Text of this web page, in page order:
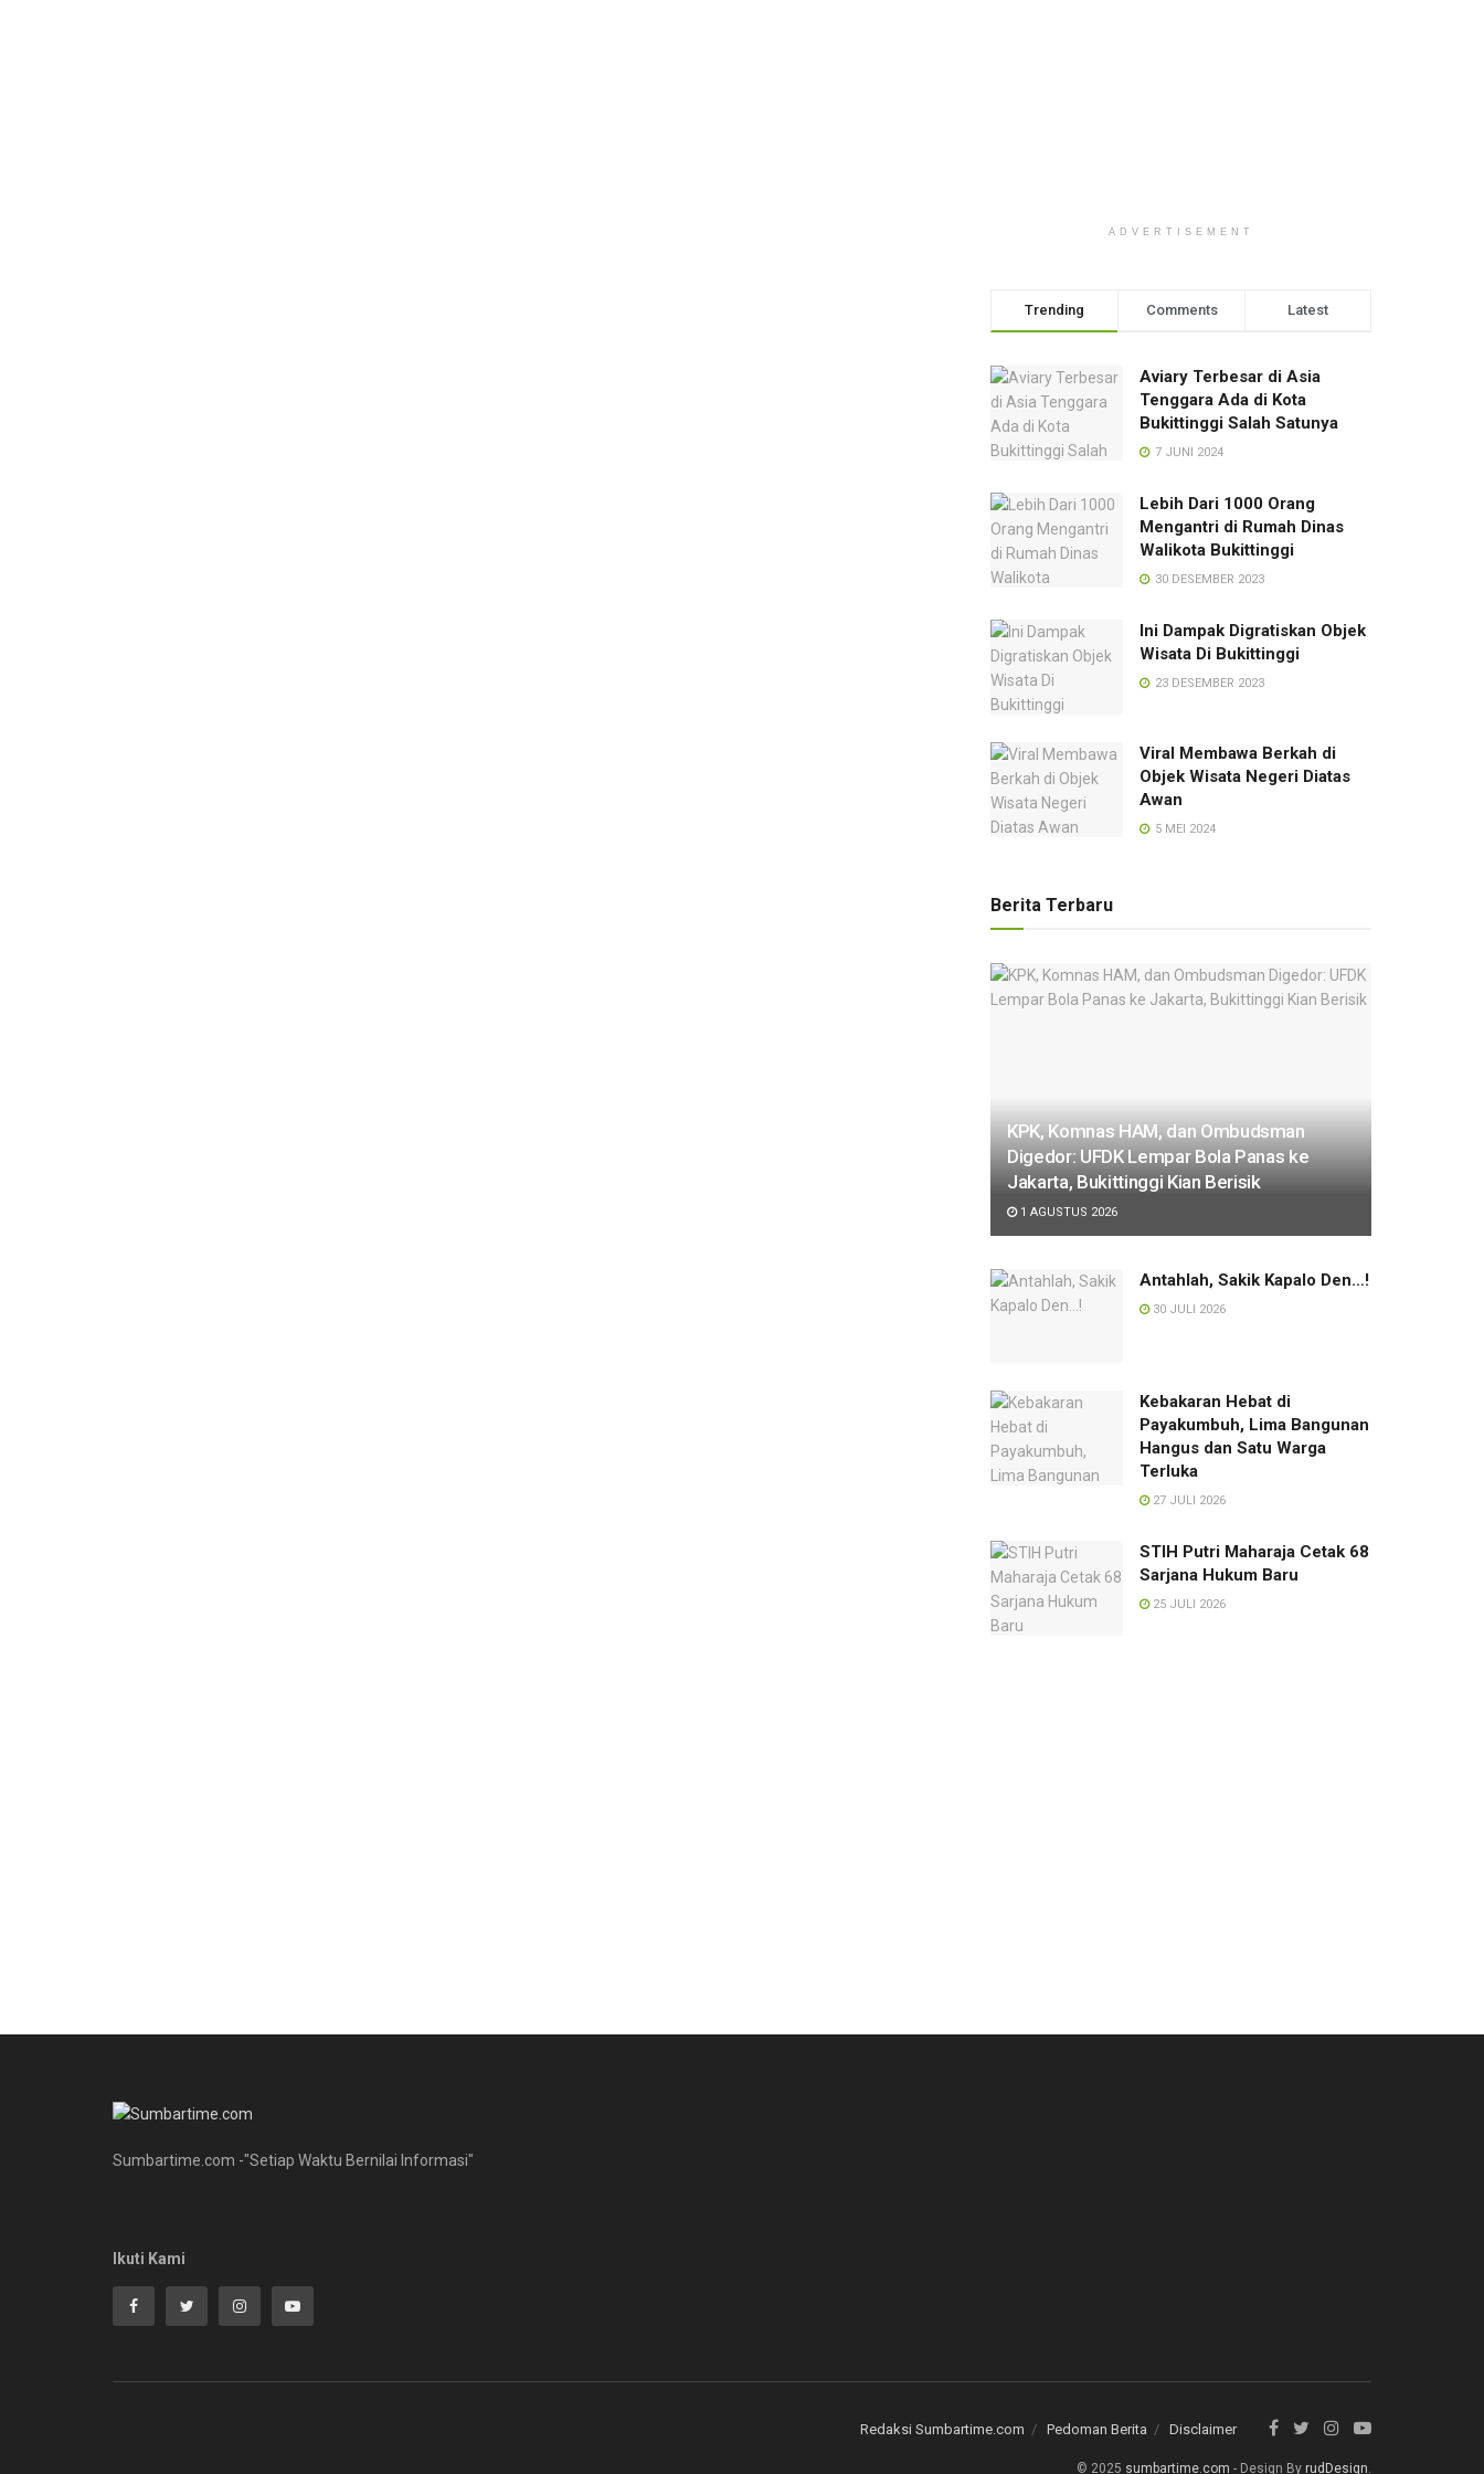
ADVERTISEMENT
Trending Comments Latest
Aviary Terbesar di Asia
Tenggara Ada di Kota
Bukittinggi Salah Satunya
7 JUNI 2024
Lebih Dari 1000 Orang
Mengantri di Rumah Dinas
Walikota Bukittinggi
30 DESEMBER 2023
Ini Dampak Digratiskan Objek
Wisata Di Bukittinggi
23 DESEMBER 2023
Viral Membawa Berkah di
Objek Wisata Negeri Diatas
Awan
5 MEI 2024
Berita Terbaru
KPK, Komnas HAM, dan Ombudsman
Digedor: UFDK Lempar Bola Panas ke
Jakarta, Bukittinggi Kian Berisik
1 AGUSTUS 2026
Antahlah, Sakik Kapalo Den…!
30 JULI 2026
Kebakaran Hebat di
Payakumbuh, Lima Bangunan
Hangus dan Satu Warga
Terluka
27 JULI 2026
STIH Putri Maharaja Cetak 68
Sarjana Hukum Baru
25 JULI 2026
Sumbartime.com -"Setiap Waktu Bernilai Informasi"
Ikuti Kami
Redaksi Sumbartime.com Pedoman Berita Disclaimer
© 2025 sumbartime.com - Design By rudDesign.